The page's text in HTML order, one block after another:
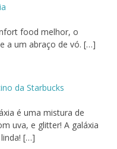
food melhor, o
a um abraço de vó. […]
da Starbucks
é uma mistura de
uva, e glitter! A galáxia
[…]